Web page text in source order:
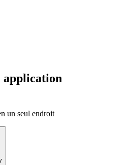
application
un seul endroit